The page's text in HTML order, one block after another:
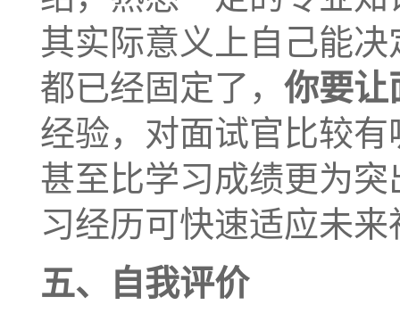
其实际意义上自己能
都已经固定了， 你要让
经验，对面试官比较
甚至比学习成绩更为
习经历可快速适应未
五、自我评价